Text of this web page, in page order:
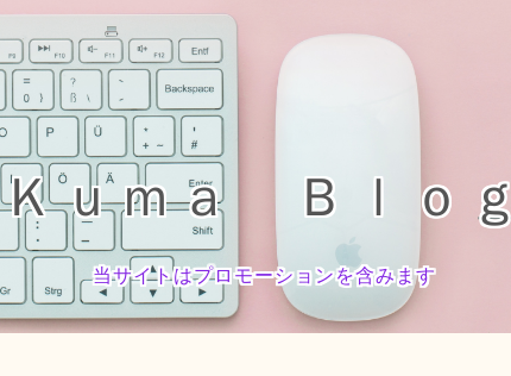
Ｋｕｍａ Ｂｌｏｇ
当サイトはプロモーションを含みます